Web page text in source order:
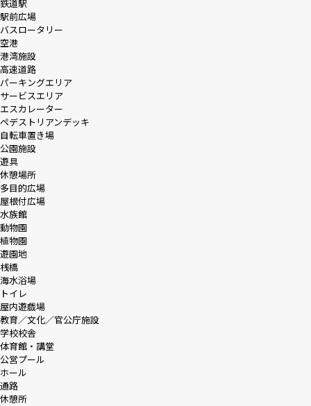
鉄道駅
駅前広場
バスロータリー
空港
港湾施設
高速道路
パーキングエリア
サービスエリア
エスカレーター
ペデストリアンデッキ
自転車置き場
公園施設
遊具
休憩場所
多目的広場
屋根付広場
水族館
動物園
植物園
遊園地
桟橋
海水浴場
トイレ
屋内遊戯場
教育／文化／官公庁施設
学校校舎
体育館・講堂
公営プール
ホール
通路
休憩所